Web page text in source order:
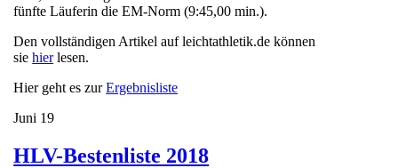
fünfte Läuferin die EM-Norm (9:45,00 min.).
Den vollständigen Artikel auf leichtathletik.de können
siehierlesen.
Hier geht es zurErgebnisliste
Juni 19
HLV-Bestenliste 2018